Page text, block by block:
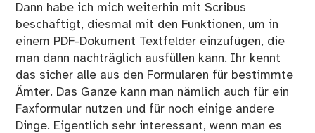
Dann habe ich mich weiterhin mit Scribus
beschäftigt, diesmal mit den Funktionen, um in
einem PDF-Dokument Textfelder einzufügen, die
man dann nachträglich ausfüllen kann. Ihr kennt
das sicher alle aus den Formularen für bestimmte
Ämter. Das Ganze kann man nämlich auch für ein
Faxformular nutzen und für noch einige andere
Dinge. Eigentlich sehr interessant, wenn man es